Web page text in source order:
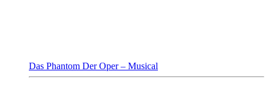
Das Phantom Der Oper – Musical